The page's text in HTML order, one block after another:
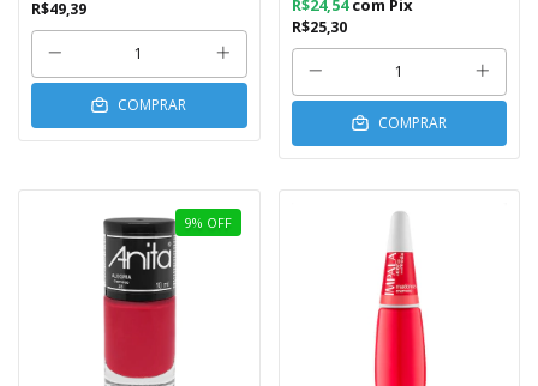
R$49,39
COMPRAR
R$25,30
COMPRAR
9% OFF